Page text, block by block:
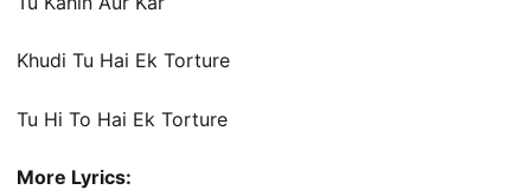
Khudi Tu Hai Ek Torture
Tu Hi To Hai Ek Torture
More Lyrics: